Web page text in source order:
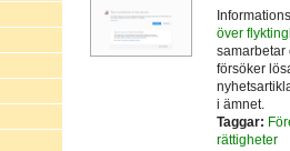
över
samarbetar
försöker
i ämnet.
Taggar:
rättigheter